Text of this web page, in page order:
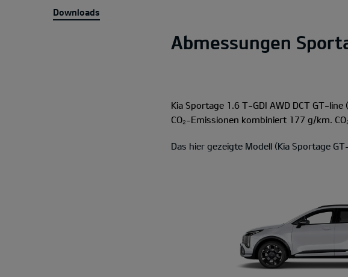
Downloads
Abmessungen
Kia Sportage 1.6 T-GDI AWD DCT GT-line
CO₂-Emissionen kombiniert 177 g/km.
Das hier gezeigte Modell (Kia Sportage